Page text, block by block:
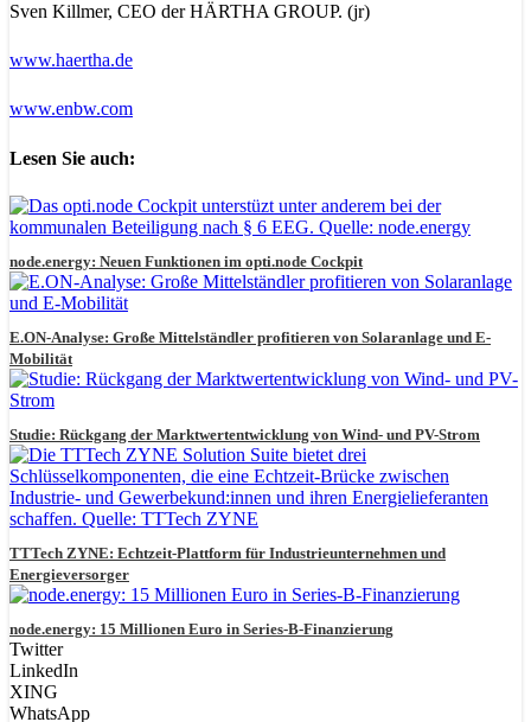
Sven Killmer, CEO der HÄRTHA GROUP. (jr)
www.haertha.de
www.enbw.com
Lesen Sie auch:
node.energy: Neuen Funktionen im opti.node Cockpit
E.ON-Analyse: Große Mittelständler profitieren von Solaranlage und E-
Mobilität
Studie: Rückgang der Marktwertentwicklung von Wind- und PV-Strom
TTTech ZYNE: Echtzeit-Plattform für Industrieunternehmen und
Energieversorger
node.energy: 15 Millionen Euro in Series-B-Finanzierung
Twitter
LinkedIn
XING
WhatsApp